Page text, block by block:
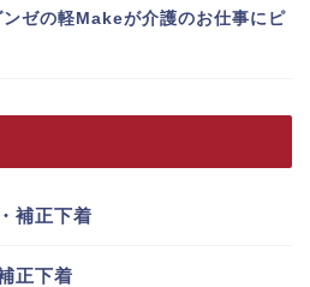
ゼの軽Makeが介護のお仕事にピ
補正下着
正下着